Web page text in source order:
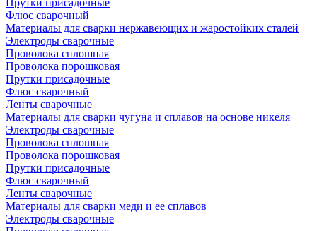
Прутки присадочные
Флюс сварочный
Материалы для сварки нержавеющих и жаростойких сталей
Электроды сварочные
Проволока сплошная
Проволока порошковая
Прутки присадочные
Флюс сварочный
Ленты сварочные
Материалы для сварки чугуна и сплавов на основе никеля
Электроды сварочные
Проволока сплошная
Проволока порошковая
Прутки присадочные
Флюс сварочный
Ленты сварочные
Материалы для сварки меди и ее сплавов
Электроды сварочные